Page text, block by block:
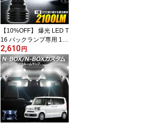
内蔵 純正と同サイズ kab
uto
【10%OFF】 爆光 LED T
16 バックランプ専用 1個
片側暗くて見えない不安
解消 夜間駐車も安心 1灯
2100lm 白 ホワイト ハイ
ブリッド対応 信玄 ULTR
A X10 寒冷地仕様 リアフ
ォグ トラック
2,610 円